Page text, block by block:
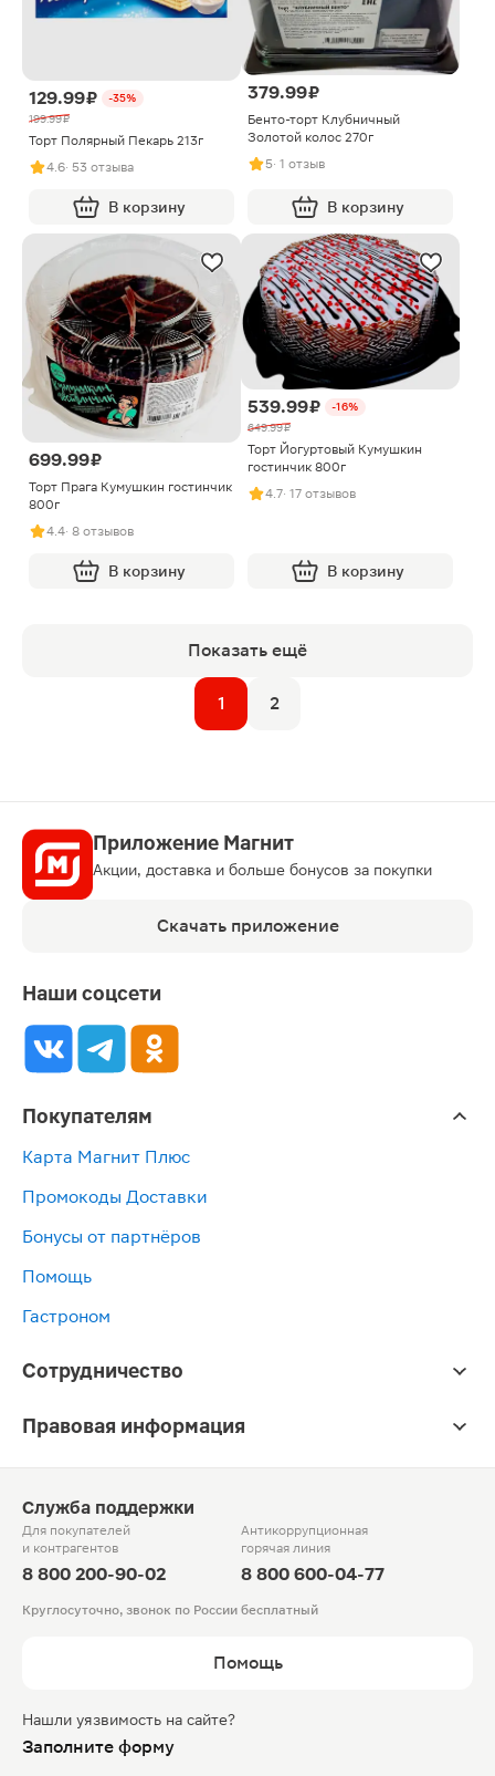
129.99 ₽
-35%
199.99 ₽
Торт Полярный Пекарь 213г
4.6· 53 отзыва
В корзину
379.99 ₽
Бенто-торт Клубничный
Золотой колос 270г
5· 1 отзыв
В корзину
699.99 ₽
Торт Прага Кумушкин гостинчик
800г
4.4· 8 отзывов
В корзину
539.99 ₽
-16%
649.99 ₽
Торт Йогуртовый Кумушкин
гостинчик 800г
4.7· 17 отзывов
В корзину
Показать ещё
1 2
Приложение Магнит
Акции, доставка и больше бонусов за покупки
Скачать приложение
Наши соцсети
Покупателям
Карта Магнит Плюс
Промокоды Доставки
Бонусы от партнёров
Помощь
Гастроном
Сотрудничество
Правовая информация
Служба поддержки
Для покупателей
и контрагентов
8 800 200-90-02
Антикоррупционная
горячая линия
8 800 600-04-77
Круглосуточно, звонок по России бесплатный
Помощь
Нашли уязвимость на сайте?
Заполните форму